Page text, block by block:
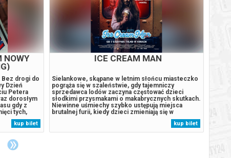
NOWY
drogi do
Dzień
Petera
dorosłym
gdy z
tych,
w
w
kup bilet
ICE CREAM MAN
Sielankowe, skąpane w letnim słońcu miasteczko
pogrąża się w szaleństwie, gdy tajemniczy
sprzedawca lodów zaczyna częstować dzieci
słodkimi przysmakami o makabrycznych skutkach.
Niewinne uśmiechy szybko ustępują miejsca
brutalnej furii, kiedy dzieci zmieniają się w
bezlitosnych łowców dorosłych. Troje młodych
bohaterów, którym cudem udaje się uniknąć klątwy,
podejmuje desperacki wyścig z czasem, by...
kup bilet